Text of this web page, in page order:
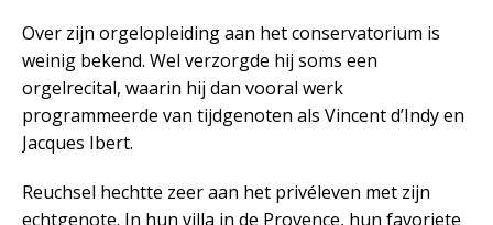
Over zijn orgelopleiding aan het conservatorium is
weinig bekend. Wel verzorgde hij soms een
orgelrecital, waarin hij dan vooral werk
programmeerde van tijdgenoten als Vincent d’Indy en
Jacques Ibert.
Reuchsel hechtte zeer aan het privéleven met zijn
echtgenote. In hun villa in de Provence, hun favoriete